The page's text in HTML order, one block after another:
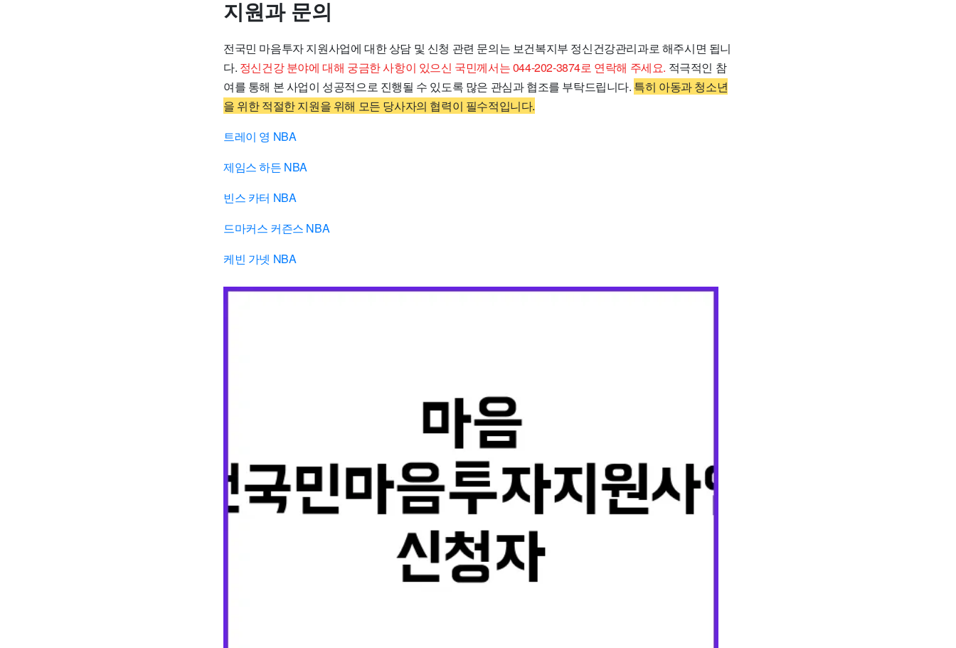
지원과 문의
전국민 마음투자 지원사업에 대한 상담 및 신청 관련 문의는 보건복지부 정신건강관리과로 해주시면 됩니
다. 정신건강 분야에 대해 궁금한 사항이 있으신 국민께서는 044-202-3874로 연락해 주세요. 적극적인 참
여를 통해 본 사업이 성공적으로 진행될 수 있도록 많은 관심과 협조를 부탁드립니다. 특히 아동과 청소년
을 위한 적절한 지원을 위해 모든 당사자의 협력이 필수적입니다.
트레이 영 NBA
제임스 하든 NBA
빈스 카터 NBA
드마커스 커즌스 NBA
케빈 가넷 NBA